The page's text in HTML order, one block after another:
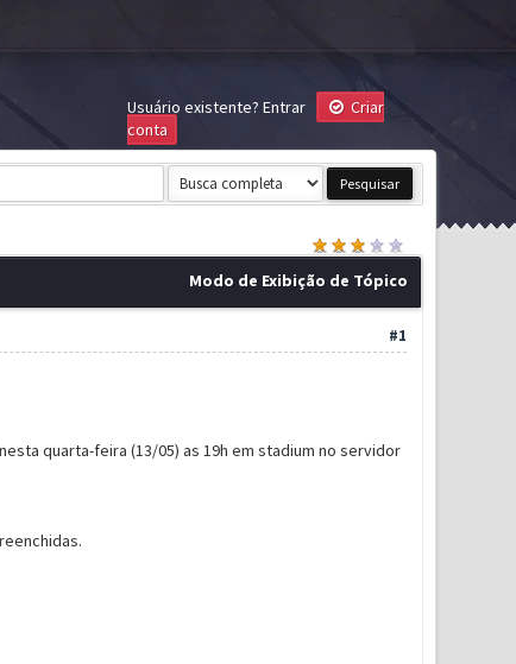
Usuário existente? Entrar
Criar
conta
Modo de Exibição de Tópico
#1
quarta-feira (13/05) as 19h em stadium no servidor